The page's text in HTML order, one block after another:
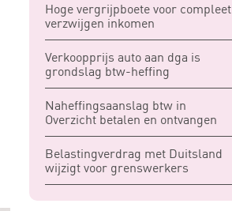
Hoge vergrijpboete voor compleet
verzwijgen inkomen
Verkoopprijs auto aan dga is
grondslag btw-heffing
Naheffingsaanslag btw in
Overzicht betalen en ontvangen
Belastingverdrag met Duitsland
wijzigt voor grenswerkers